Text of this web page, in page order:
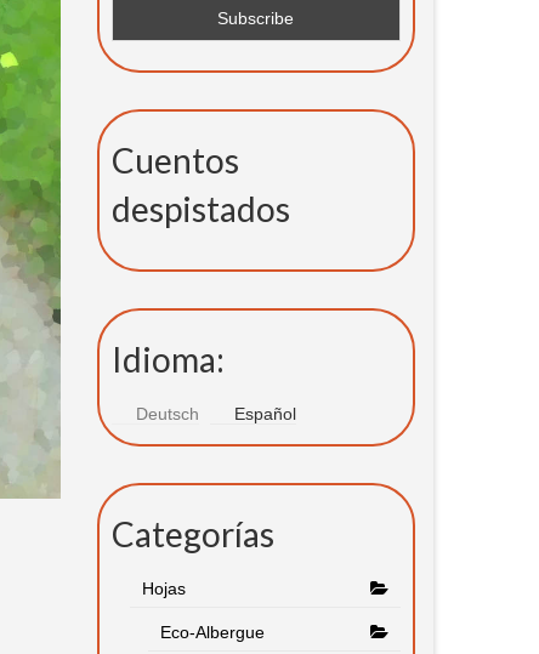
Cuentos
despistados
Idioma:
Deutsch Español
Categorías
Hojas
Eco-Albergue